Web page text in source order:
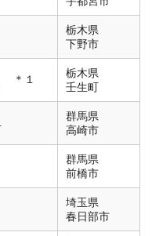
栃木県
下野市
＊１
栃木県
壬生町
群馬県
高崎市
群馬県
前橋市
埼玉県
春日部市